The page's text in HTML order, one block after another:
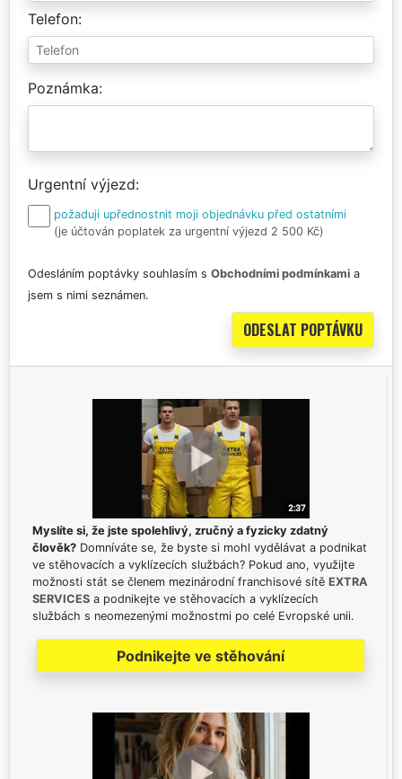
Telefon
Poznámka
Urgentní výjezd
požaduji upřednostnit moji objednávku před ostatními
(je účtován poplatek za urgentní výjezd 2 500 Kč)
Odesláním poptávky souhlasím s Obchodními podmínkami a
jsem s nimi seznámen.
Myslíte si, že jste spolehlivý, zručný a fyzicky zdatný
člověk? Domníváte se, že byste si mohl vydělávat a podnikat
ve stěhovacích a vyklízecích službách? Pokud ano, využijte
možnosti stát se členem mezinárodní franchisové sítě EXTRA
SERVICES a podnikejte ve stěhovacích a vyklízecích
službách s neomezenými možnostmi po celé Evropské unii.
Podnikejte ve stěhování